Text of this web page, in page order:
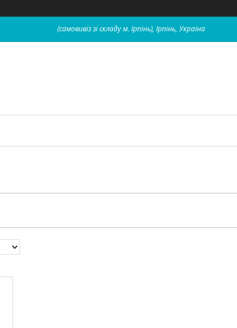
(самовивіз зі складу м. Ірпінь), Ірпінь, Україна